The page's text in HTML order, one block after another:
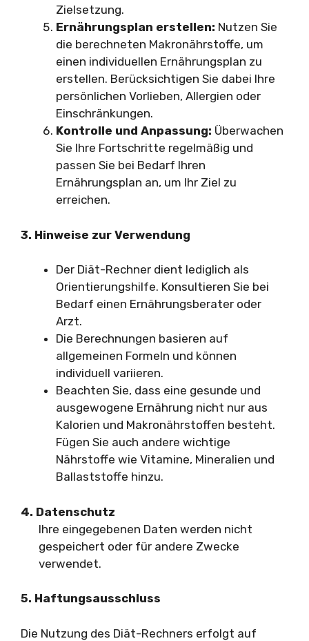
Zielsetzung.
Ernährungsplan erstellen: Nutzen Sie
die berechneten Makronährstoffe, um
einen individuellen Ernährungsplan zu
erstellen. Berücksichtigen Sie dabei Ihre
persönlichen Vorlieben, Allergien oder
Einschränkungen.
Kontrolle und Anpassung: Überwachen
Sie Ihre Fortschritte regelmäßig und
passen Sie bei Bedarf Ihren
Ernährungsplan an, um Ihr Ziel zu
erreichen.
3. Hinweise zur Verwendung
Der Diät-Rechner dient lediglich als
Orientierungshilfe. Konsultieren Sie bei
Bedarf einen Ernährungsberater oder
Arzt.
Die Berechnungen basieren auf
allgemeinen Formeln und können
individuell variieren.
Beachten Sie, dass eine gesunde und
ausgewogene Ernährung nicht nur aus
Kalorien und Makronährstoffen besteht.
Fügen Sie auch andere wichtige
Nährstoffe wie Vitamine, Mineralien und
Ballaststoffe hinzu.
4. Datenschutz
Ihre eingegebenen Daten werden nicht
gespeichert oder für andere Zwecke
verwendet.
5. Haftungsausschluss
Die Nutzung des Diät-Rechners erfolgt auf